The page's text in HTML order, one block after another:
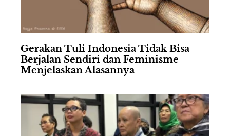
Gerakan Tuli Indonesia Tidak Bisa
Berjalan Sendiri dan Feminisme
Menjelaskan Alasannya